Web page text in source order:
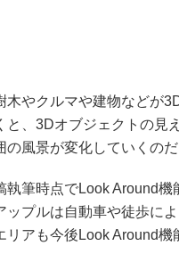
やクルマや建物などが
と、3Dオブジェクトの見
の風景が変化していく
筆時点でLook Around機
ップルは自動車や徒歩に
リアも今後Look Around機